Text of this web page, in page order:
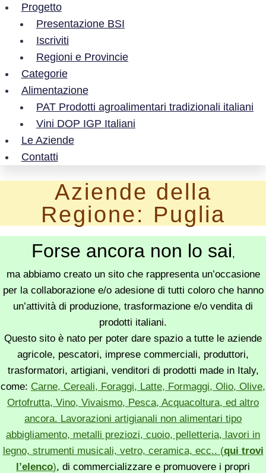
Progetto
Presentazione BSI
Iscriviti
Regioni e Provincie
Categorie
Alimentazione
PAT Prodotti agroalimentari tradizionali italiani
Vini DOP IGP Italiani
Le Aziende
Contatti
Aziende della
Regione: Puglia
Forse ancora non lo sai,
ma abbiamo creato un sito che rappresenta un’occasione
per la collaborazione e/o adesione di tutti coloro che hanno
un’attività di produzione, trasformazione e/o vendita di
prodotti italiani.
Questo sito è nato per poter dare spazio a tutte le aziende
agricole, pescatori, imprese commerciali, produttori,
trasformatori, artigiani, venditori di prodotti made in Italy,
come: Carne, Cereali, Foraggi, Latte, Formaggi, Olio, Olive,
Ortofrutta, Vino, Vivaismo, Pesca, Acquacoltura, ed altro
ancora. Lavorazioni artigianali non alimentari tipo
abbigliamento, metalli preziozi, cuoio, pelletteria, lavori in
legno, strumenti musicali, vetro, ceramica, ecc.. (qui trovi
l’elenco), di commercializzare e promuovere i propri